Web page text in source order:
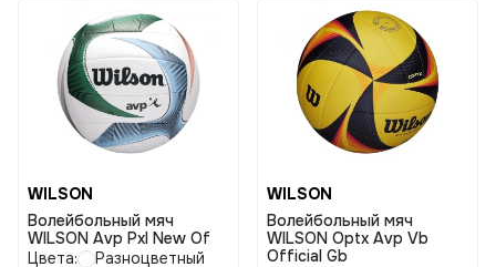
WILSON
Волейбольный мяч
WILSON Avp Pxl New Of
Цвета:
Разноцветный
WILSON
Волейбольный мяч
WILSON Optx Avp Vb
Official Gb